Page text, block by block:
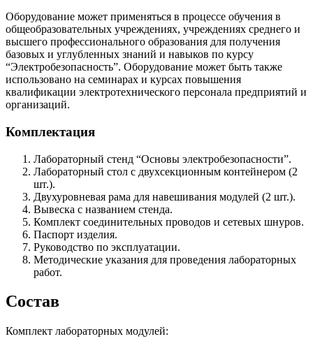
Оборудование может применяться в процессе обучения в
общеобразовательных учреждениях, учреждениях среднего и
высшего профессионального образования для получения
базовых и углубленных знаний и навыков по курсу
“Электробезопасность”. Оборудование может быть также
использовано на семинарах и курсах повышения
квалификации электротехнического персонала предприятий и
организаций.
Комплектация
Лабораторный стенд “Основы электробезопасности”.
Лабораторный стол с двухсекционным контейнером (2
шт.).
Двухуровневая рама для навешивания модулей (2 шт.).
Вывеска с названием стенда.
Комплект соединительных проводов и сетевых шнуров.
Паспорт изделия.
Руководство по эксплуатации.
Методические указания для проведения лабораторных
работ.
Состав
Комплект лабораторных модулей: